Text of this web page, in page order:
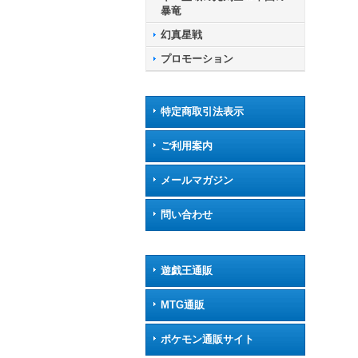
暴竜
幻真星戦
プロモーション
特定商取引法表示
ご利用案内
メールマガジン
問い合わせ
遊戯王通販
MTG通販
ポケモン通販サイト